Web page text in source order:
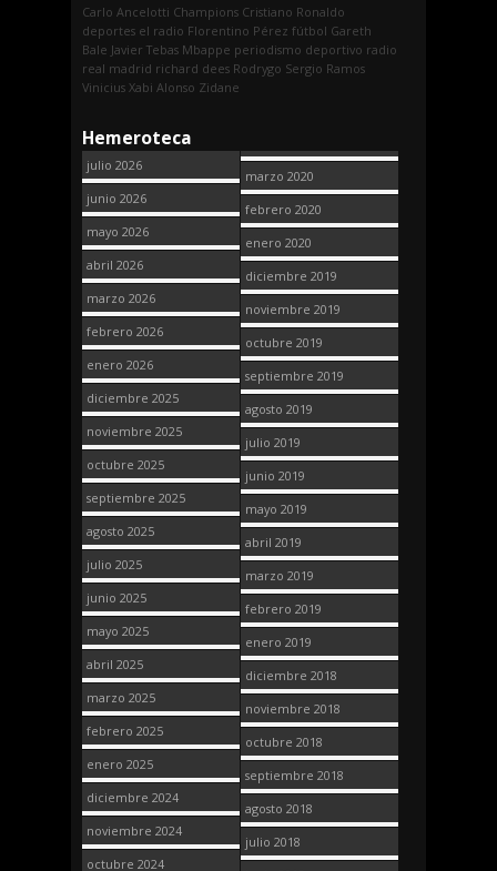
Carlo Ancelotti Champions Cristiano Ronaldo
deportes el radio Florentino Pérez fútbol Gareth
Bale Javier Tebas Mbappe periodismo deportivo radio
real madrid richard dees Rodrygo Sergio Ramos
Vinicius Xabi Alonso Zidane
Hemeroteca
julio 2026
junio 2026
mayo 2026
abril 2026
marzo 2026
febrero 2026
enero 2026
diciembre 2025
noviembre 2025
octubre 2025
septiembre 2025
agosto 2025
julio 2025
junio 2025
mayo 2025
abril 2025
marzo 2025
febrero 2025
enero 2025
diciembre 2024
noviembre 2024
octubre 2024
marzo 2020
febrero 2020
enero 2020
diciembre 2019
noviembre 2019
octubre 2019
septiembre 2019
agosto 2019
julio 2019
junio 2019
mayo 2019
abril 2019
marzo 2019
febrero 2019
enero 2019
diciembre 2018
noviembre 2018
octubre 2018
septiembre 2018
agosto 2018
julio 2018